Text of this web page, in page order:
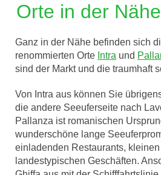
Orte in der
Ganz in der Nähe befinden sich
renommierten Orte Intra und
sind der Markt und die traumhaft
Von Intra aus können Sie
die andere Seeuferseite nach
Pallanza ist romanischen
wunderschöne lange
einladenden Restaurants,
landestypischen Geschäften.